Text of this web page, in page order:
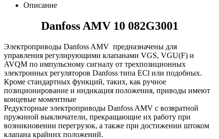
Описание
Danfoss AMV 10 082G3001
Электроприводы Danfoss AMV предназначены для
управления регулирующими клапанами VGS, VGU(F) и
AVQM по импульсному сигналу от трехпозиционных
электронных регуляторов Danfoss типа ECl или подобных.
Кроме стандартных функций, таких, как ручное
позиционирование и индикация положения, приводы имеют
концевые моментные
Редукторные электроприводы Danfoss AMV с возвратной
пружиной выключатели, прекращающие их работу при
возникновении перегрузок, а также при достижении штоком
клапана крайних положений.